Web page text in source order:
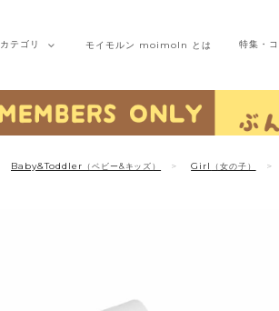
カテゴリ モイモルン moimoln とは 特集・
Baby&Toddler （ベビー&キッズ） Girl （女の子）